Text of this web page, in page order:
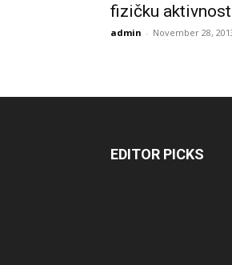
fizičku aktivnost
admin - November 28,
EDITOR PICKS